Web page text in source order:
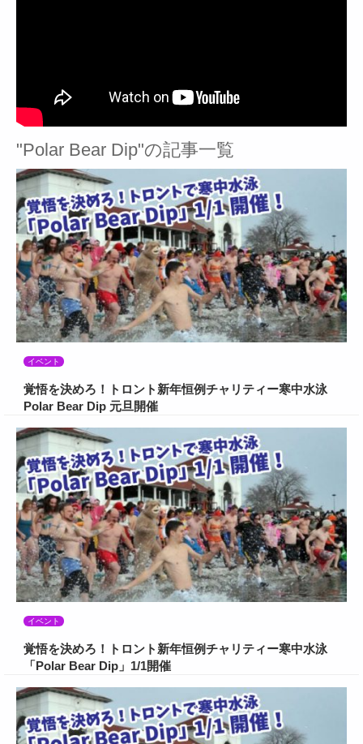
"Polar Bear Dip"の記事一覧
イベント
覚悟を決めろ！トロント新年恒例チャリティー寒中水泳
Polar Bear Dip 元旦開催
イベント
覚悟を決めろ！トロント新年恒例チャリティー寒中水泳
「Polar Bear Dip」1/1開催